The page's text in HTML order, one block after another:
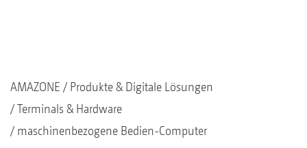
AMAZONE
Produkte & Digitale Lösungen
Terminals & Hardware
maschinenbezogene Bedien-Computer